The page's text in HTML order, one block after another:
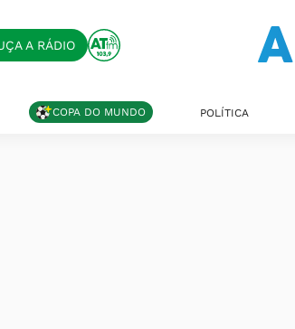
A RÁDIO
COPA DO MUNDO POLÍTICA